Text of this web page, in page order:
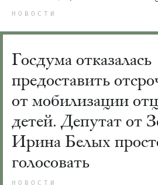
НОВОСТИ
Госдума отказалась
предоставить
от мобилизации
детей. Депутат от
Ирина Белых
голосовать
НОВОСТИ